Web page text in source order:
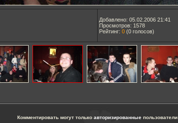
Добавлено: 05.02.2006 21:41
Просмотров: 1578
Рейтинг: 0 (0 голосов)
Комментировать могут только авторизированныепользователи